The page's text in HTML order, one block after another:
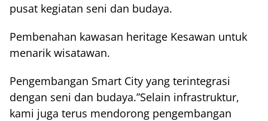
pusat kegiatan seni dan budaya.
Pembenahan kawasan heritage Kesawan untuk
menarik wisatawan.
Pengembangan Smart City yang terintegrasi
dengan seni dan budaya.”Selain infrastruktur,
kami juga terus mendorong pengembangan